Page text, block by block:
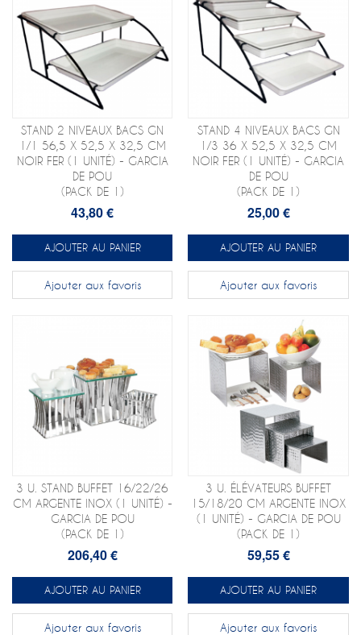
STAND 2 NIVEAUX BACS GN
1/1 56,5 X 52,5 X 32,5 CM
NOIR FER (1 UNITÉ) - GARCIA
DE POU
(PACK DE 1)
43,80 €
AJOUTER AU PANIER
Ajouter aux favoris
STAND 4 NIVEAUX BACS GN
1/3 36 X 52,5 X 32,5 CM
NOIR FER (1 UNITÉ) - GARCIA
DE POU
(PACK DE 1)
25,00 €
AJOUTER AU PANIER
Ajouter aux favoris
3 U. STAND BUFFET 16/22/26
CM ARGENTE INOX (1 UNITÉ) -
GARCIA DE POU
(PACK DE 1)
206,40 €
AJOUTER AU PANIER
Ajouter aux favoris
3 U. ÉLÉVATEURS BUFFET
15/18/20 CM ARGENTE INOX
(1 UNITÉ) - GARCIA DE POU
(PACK DE 1)
59,55 €
AJOUTER AU PANIER
Ajouter aux favoris